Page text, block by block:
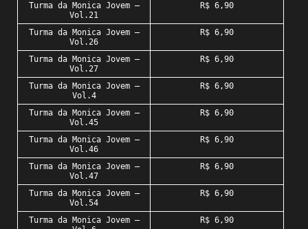
Turma da Monica Jovem –
Vol.21
R$ 6,90
Turma da Monica Jovem –
Vol.26
R$ 6,90
Turma da Monica Jovem –
Vol.27
R$ 6,90
Turma da Monica Jovem –
Vol.4
R$ 6,90
Turma da Monica Jovem –
Vol.45
R$ 6,90
Turma da Monica Jovem –
Vol.46
R$ 6,90
Turma da Monica Jovem –
Vol.47
R$ 6,90
Turma da Monica Jovem –
Vol.54
R$ 6,90
Turma da Monica Jovem –
R$ 6,90